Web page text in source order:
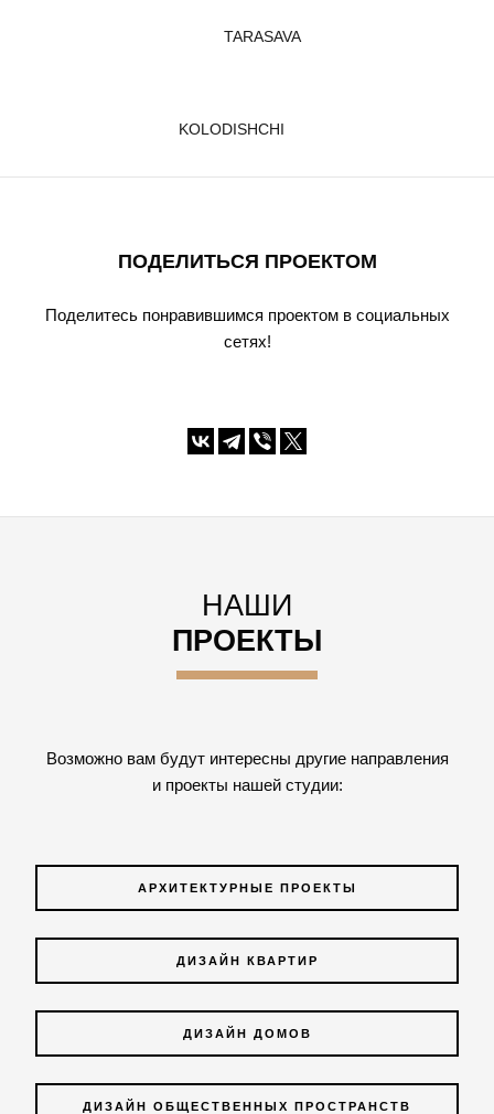
TARASAVA
KOLODISHCHI
ПОДЕЛИТЬСЯ ПРОЕКТОМ
Поделитесь понравившимся проектом в социальных
сетях!
НАШИ
ПРОЕКТЫ
Возможно вам будут интересны другие направления
и проекты нашей студии:
АРХИТЕКТУРНЫЕ ПРОЕКТЫ
ДИЗАЙН КВАРТИР
ДИЗАЙН ДОМОВ
ДИЗАЙН ОБЩЕСТВЕННЫХ ПРОСТРАНСТВ